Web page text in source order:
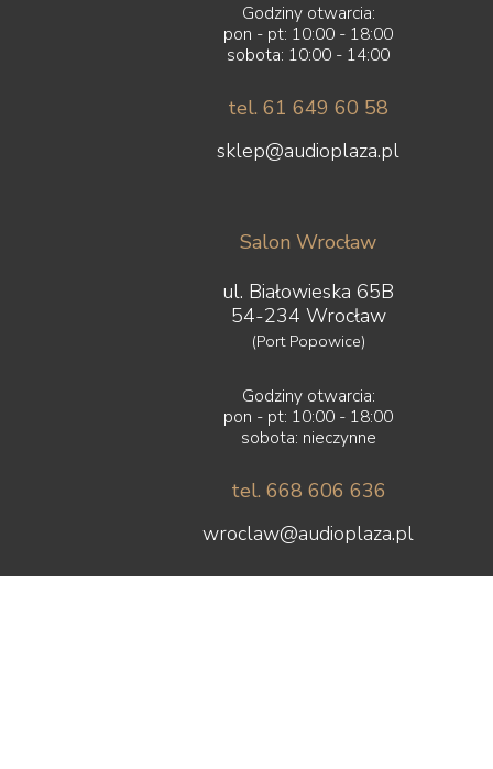
Godziny otwarcia:
pon - pt: 10:00 - 18:00
sobota: 10:00 - 14:00
tel. 61 649 60 58
sklep@audioplaza.pl
Salon Wrocław
ul. Białowieska 65B
54-234 Wrocław
(Port Popowice)
Godziny otwarcia:
pon - pt: 10:00 - 18:00
sobota: nieczynne
tel. 668 606 636
wroclaw@audioplaza.pl